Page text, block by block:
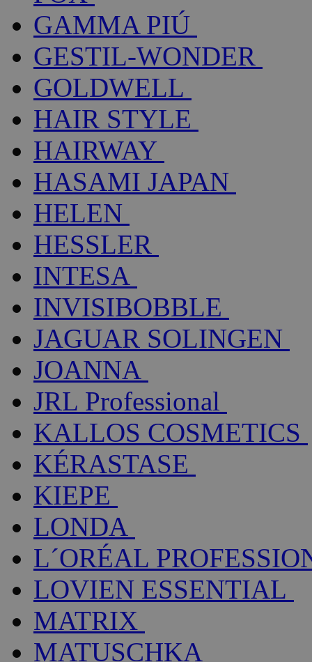
GAMMA PIÚ
GESTIL-WONDER
GOLDWELL
HAIR STYLE
HAIRWAY
HASAMI JAPAN
HELEN
HESSLER
INTESA
INVISIBOBBLE
JAGUAR SOLINGEN
JOANNA
JRL Professional
KALLOS COSMETICS
KÉRASTASE
KIEPE
LONDA
L´ORÉAL
LOVIEN ESSENTIAL
MATRIX
MATUSCHKA